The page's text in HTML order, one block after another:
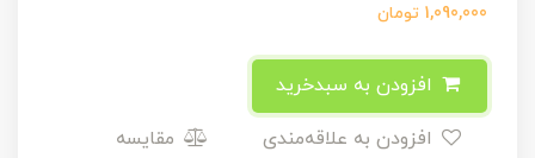
1,090,000 تومان
مقایسه